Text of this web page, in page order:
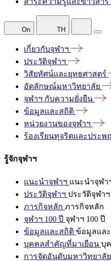
On TH
เกี่ยวกับจุฬาฯ
ประวัติจุฬาฯ
วิสัยทัศน์และยุทธศาสตร์
อัตลักษณ์มหาวิทยาลัย
จุฬาฯ กับความยั่งยืน
ข้อมูลและสถิติ
หน่วยงานของจุฬาฯ
ร้องเรียนทุจริตและประพ
รู้จักจุฬาฯ
แนะนำจุฬาฯ แนะนำจุฬา
ประวัติจุฬาฯ ประวัติจุฬาฯ
ภารกิจหลัก ภารกิจหลัก
จุฬาฯ 100 ปี จุฬาฯ 100 ปี
ข้อมูลและสถิติ ข้อมูลแล
บุคคลสำคัญที่มาเยือน บุ
การจัดอันดับมหาวิทยาลัย